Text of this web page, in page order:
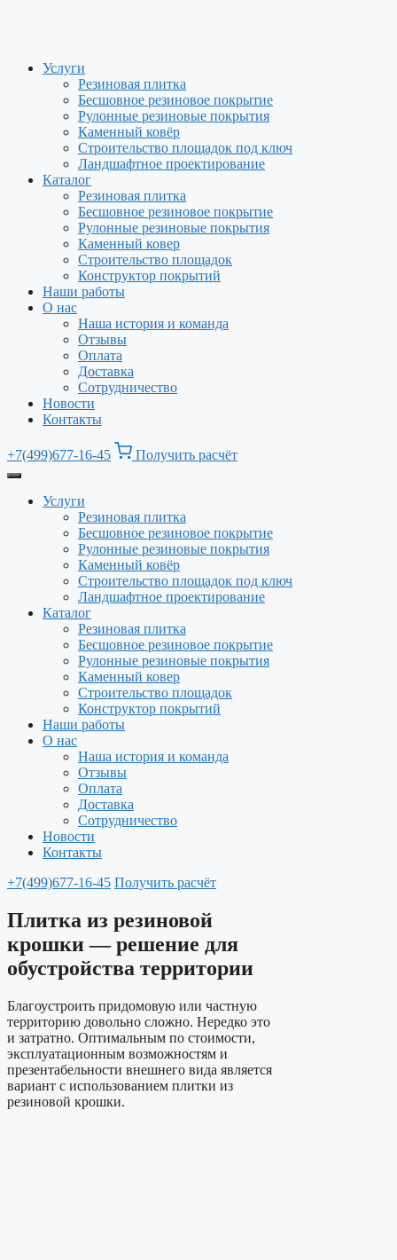
Услуги
Резиновая плитка
Бесшовное резиновое покрытие
Рулонные резиновые покрытия
Каменный ковёр
Строительство площадок под ключ
Ландшафтное проектирование
Каталог
Резиновая плитка
Бесшовное резиновое покрытие
Рулонные резиновые покрытия
Каменный ковер
Строительство площадок
Конструктор покрытий
Наши работы
О нас
Наша история и команда
Отзывы
Оплата
Доставка
Сотрудничество
Новости
Контакты
+7(499)677-16-45 Получить расчёт
Услуги
Резиновая плитка
Бесшовное резиновое покрытие
Рулонные резиновые покрытия
Каменный ковёр
Строительство площадок под ключ
Ландшафтное проектирование
Каталог
Резиновая плитка
Бесшовное резиновое покрытие
Рулонные резиновые покрытия
Каменный ковер
Строительство площадок
Конструктор покрытий
Наши работы
О нас
Наша история и команда
Отзывы
Оплата
Доставка
Сотрудничество
Новости
Контакты
+7(499)677-16-45 Получить расчёт
Плитка из резиновой
крошки — решение для
обустройства территории
Благоустроить придомовую или частную
территорию довольно сложно. Нередко это
и затратно. Оптимальным по стоимости,
эксплуатационным возможностям и
презентабельности внешнего вида является
вариант с использованием плитки из
резиновой крошки.